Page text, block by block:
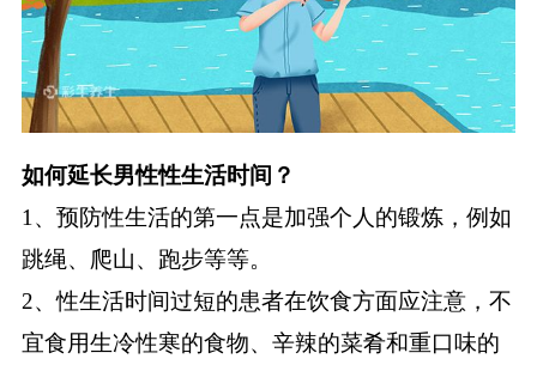
如何延长男性性生活时间？
1、预防性生活的第一点是加强个人的锻炼，例如
跳绳、爬山、跑步等等。
2、性生活时间过短的患者在饮食方面应注意，不
宜食用生冷性寒的食物、辛辣的菜肴和重口味的